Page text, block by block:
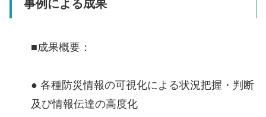
事例による成果
■成果概要：
● 各種防災情報の可視化による状況把握・判断
及び情報伝達の⾼度化